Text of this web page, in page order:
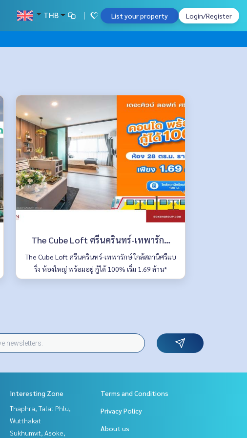
THB List your property Login/Register
The Cube Loft ศรีนครินทร์-เทพารักษ์
ใกล้สถานีศรีแบริ่ง ห้องใหญ่ พร้อมอยู่ กู้ได้
100% เริ่ม 1.69 ล้าน*
The Cube Loft ศรีนครินทร์-เทพารักษ์ ใกล้สถานีศรีแบ
ริ่ง ห้องใหญ่ พร้อมอยู่ กู้ได้ 100% เริ่ม 1.69 ล้าน*
Interesting Zone
Thaphra, Talat Phlu,
Wutthakat
Sukhumvit, Asoke,
Terms and Conditions
Privacy Policy
About us